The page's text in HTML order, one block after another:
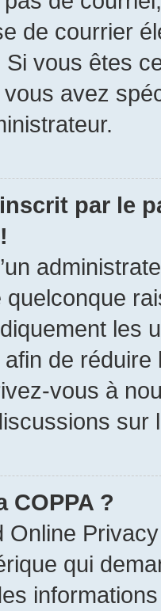
de courrier
vous êtes
avez
par le
les
de
vous à
sur
COPPA ?
Online
qui